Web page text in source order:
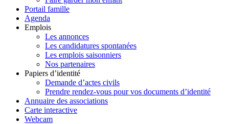
Portail famille
Agenda
Emplois
Les annonces
Les candidatures spontanées
Les emplois saisonniers
Nos partenaires
Papiers d’identité
Demande d’actes civils
Prendre rendez-vous pour vos documents d’identité
Annuaire des associations
Carte interactive
Webcam